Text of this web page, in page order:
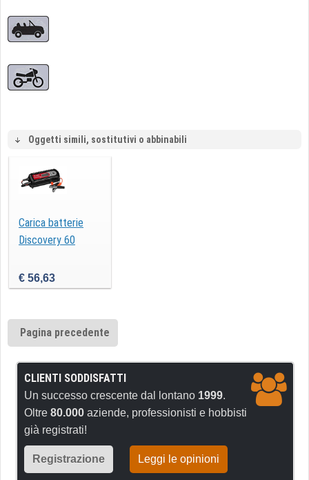
Oggetti simili, sostitutivi o abbinabili
Carica batterie
Discovery 60
€ 56,63
Pagina precedente
CLIENTI SODDISFATTI
Un successo crescente dal lontano 1999.
Oltre 80.000 aziende, professionisti e hobbisti
già registrati!
Registrazione Leggi le opinioni